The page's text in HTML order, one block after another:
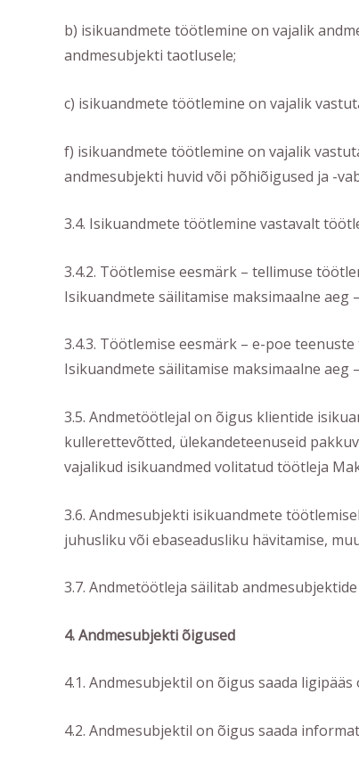
b) isikuandmete töötlemine on vajalik
andmesubjekti taotlusele;
c) isikuandmete töötlemine on vajalik
f) isikuandmete töötlemine on vajalik
andmesubjekti huvid või põhiõigused ja -
3.4. Isikuandmete töötlemine vastavalt
3.4.2. Töötlemise eesmärk – tellimuse
Isikuandmete säilitamise maksimaalne aeg –
3.4.3. Töötlemise eesmärk – e-poe
Isikuandmete säilitamise maksimaalne aeg –
3.5. Andmetöötlejal on õigus klientide
kullerettevõtted, ülekandeteenuseid
vajalikud isikuandmed volitatud töötleja
3.6. Andmesubjekti isikuandmete
juhusliku või ebaseadusliku hävitamise,
3.7. Andmetöötleja säilitab
4. Andmesubjekti õigused
4.1. Andmesubjektil on õigus saada
4.2. Andmesubjektil on õigus saada